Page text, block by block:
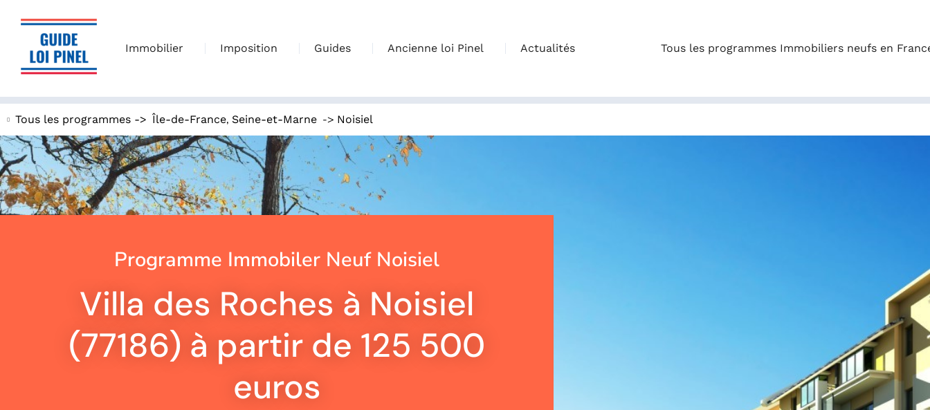
Immobilier Imposition Guides Ancienne loi Pinel Actualités Tous les programmes Immobiliers neufs en
Tous les programmes -> Île-de-France, Seine-et-Marne -> Noisiel
Programme Immobiler Neuf Noisiel
Villa des Roches à Noisiel
(77186) à partir de 125 500
euros